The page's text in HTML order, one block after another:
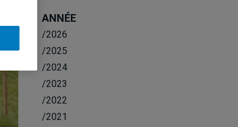
ANNÉE
/2026
/2025
/2024
/2023
/2022
/2021